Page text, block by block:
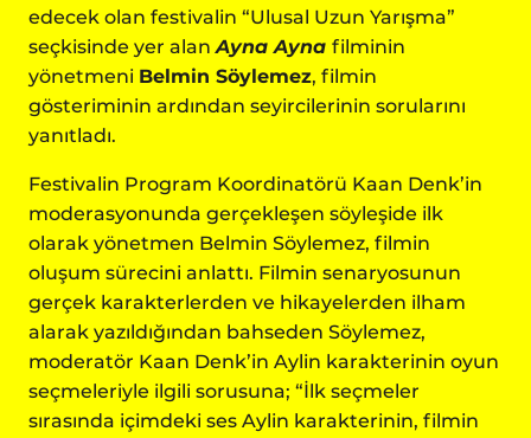
edecek olan festivalin “Ulusal Uzun Yarışma”
seçkisinde yer alanAyna Ayna filminin
yönetmeni Belmin Söylemez, filmin
gösteriminin ardından seyircilerinin sorularını
yanıtladı.
Festivalin Program Koordinatörü Kaan Denk’in
moderasyonunda gerçekleşen söyleşide ilk
olarak yönetmen Belmin Söylemez, filmin
oluşum sürecini anlattı. Filmin senaryosunun
gerçek karakterlerden ve hikayelerden ilham
alarak yazıldığından bahseden Söylemez,
moderatör Kaan Denk’in Aylin karakterinin oyun
seçmeleriyle ilgili sorusuna; “İlk seçmeler
sırasında içimdeki ses Aylin karakterinin, filmin